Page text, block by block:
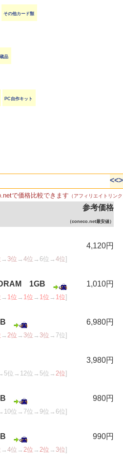
その他カード類
品
PC自作キット
<<
で価格比較できます （アフィリエイトリンク
参考価格
（coneco.net最安値）
→ 3位 → 4位 →6位→ 4位]
4,120円
1GB
→ 1位 → 1位 → 1位 → 1位]
1,010円
→ 2位 → 3位 → 3位 →7位]
6,980円
→5位→12位→5位→ 2位]
3,980円
→10位→7位→9位→6位]
980円
→ 4位 → 2位 → 2位 → 3位]
990円